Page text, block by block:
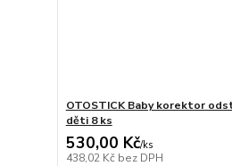
OTOSTICK Baby korektor
děti 8 ks
530,00 Kč/ks
438,02 Kč bez DPH